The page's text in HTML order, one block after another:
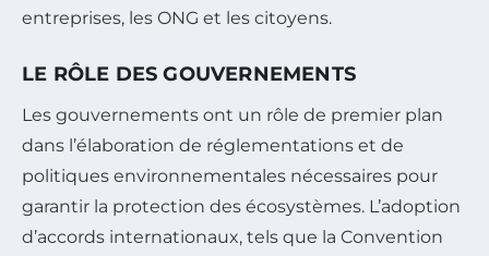
entreprises, les ONG et les citoyens.
LE RÔLE DES GOUVERNEMENTS
Les gouvernements ont un rôle de premier plan
dans l’élaboration de réglementations et de
politiques environnementales nécessaires pour
garantir la protection des écosystèmes. L’adoption
d’accords internationaux, tels que la Convention